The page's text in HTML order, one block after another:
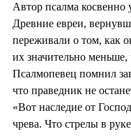
Автор псалма
Древние евреи,
переживали о том, как
их значительно
Псалмопевец помнил
что праведник не
«Вот наследие от
чрева. Что стрелы в